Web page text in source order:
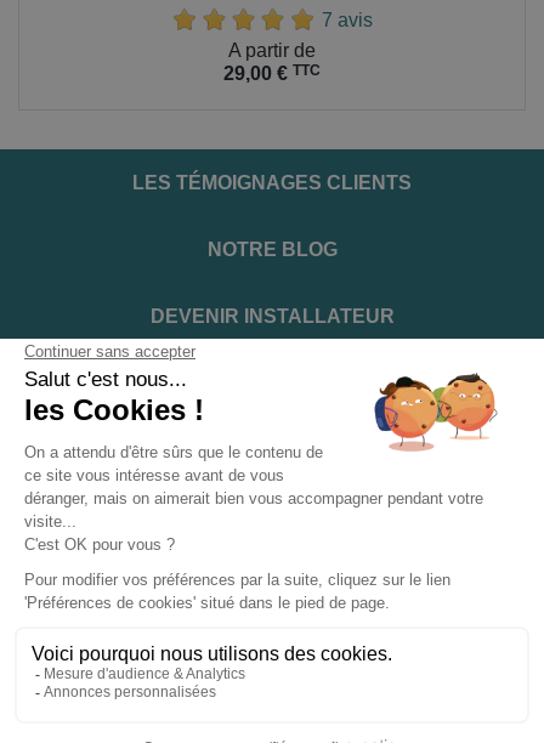
7 avis
A partir de
29,00 € TTC
LES TÉMOIGNAGES CLIENTS
NOTRE BLOG
DEVENIR INSTALLATEUR
NOTRE SERVICE APRÈS VENTE
NOS PARTENAIRES OFFICIELS
INFORMATIONS ET CONDITIONS
Suivez-nous sur les réseaux sociaux